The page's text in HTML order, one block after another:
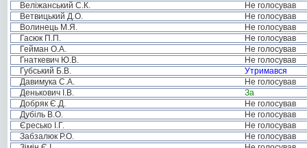
Веліжанський С.К.
Не голосував
Ветвицький Д.О.
Не голосував
Волинець М.Я.
Не голосував
Гасюк П.П.
Не голосував
Гейман О.А.
Не голосував
Гнаткевич Ю.В.
Не голосував
Губський Б.В.
Утримався
Давимука С.А.
Не голосував
Денькович І.В.
За
Добряк Є.Д.
Не голосував
Дубіль В.О.
Не голосував
Єресько І.Г.
Не голосував
Забзалюк Р.О.
Не голосував